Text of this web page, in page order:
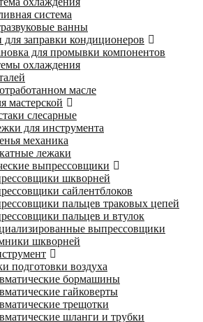
система
ванны
для заправки кондиционеров
для промывки компонентов
охлаждения
масле
мастерской
слесарные
для инструмента
механика
лежаки
выпрессовщики
шкворней
сайлентблоков
пальцев траковых цепей
пальцев и втулок
выпрессовщики
шкворней
подготовки воздуха
бормашины
гайковерты
трещотки
шланги и трубки